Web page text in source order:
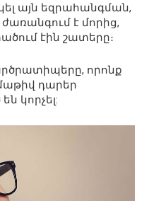
այն եզրահանգման,
է մորից,
էին շատերը։
որոնք
դարեր
կորչել: